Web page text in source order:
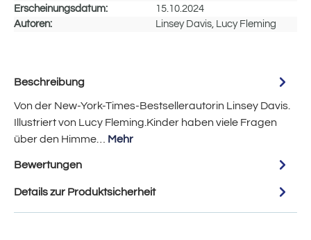
Erscheinungsdatum:
15.10.2024
Autoren:
Linsey Davis, Lucy Fleming
Beschreibung
Von der New-York-Times-Bestsellerautorin Linsey Davis.
Illustriert von Lucy Fleming.Kinder haben viele Fragen
über den Himme… Mehr
Bewertungen
Details zur Produktsicherheit